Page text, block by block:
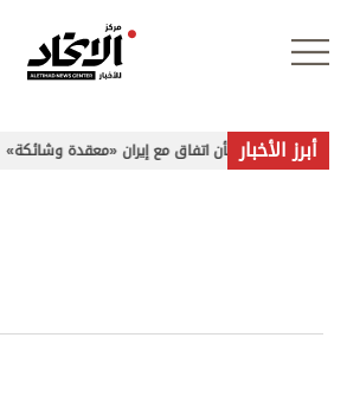
علوم الدار
أبرز الأخبار
بشأن اتفاق مع إيران «معقدة وشائكة»